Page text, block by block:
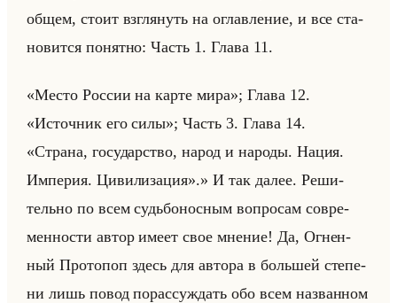
общем, стоит взгля­нуть на оглав­ле­ние, и все ста­
но­вит­ся по­нят­но: Часть 1. Глава 11.
«Место России на карте мира»; Глава 12.
«Источник его силы»; Часть 3. Глава 14.
«Страна, государство, народ и народы. Нация.
Империя. Цивилизация».» И так далее. Ре­ши­
тельно по всем судьбо­нос­ным во­про­сам со­вре­
мен­но­сти автор имеет свое мне­ние! Да, Ог­нен­
ный Про­то­поп здесь для ав­то­ра в большей сте­пе­
ни лишь повод по­рас­суж­дать обо всем на­зван­ном